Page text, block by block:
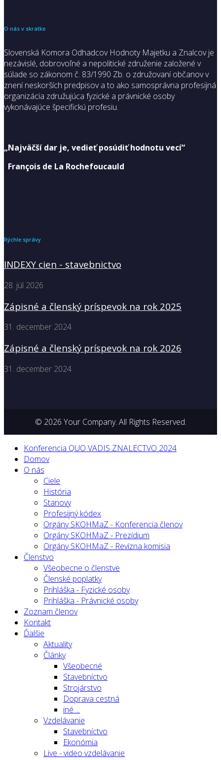
O nás v skratke
Slovenská Komora Odhadcov Hodnoty Majetku a Znalcov je
nezávislé, dobrovoľné a nepolitické združenie založené v
súlade so zákonom č. 83/1990 Zb. o združovaní občanov v
znení neskorších predpisov a to ako samosprávna profesijná
organizácia združujúca fyzické a právnické osoby
vykonávajúce špecifickú profesiu.
„Najväčší dar je, vedieť posúdiť hodnotu vecí“
François de La Rochefoucauld
Rýchle správy
INDEXY cien - stavebnictvo
28. júl 2026
Zápisné a členský príspevok na rok 2025
31. december 2024
Zápisné a členský príspevok na rok 2026
31. december 2024
© 2026 Your Company. All Rights Reserved.
Konferencia QUO VADIS ZNALECTVO 2024
Domov
O nás
Ciele
História
Stanovy
Profesijný kódex
Orgány SKOHMaZ - Konferencia členov
Orgány SKOHMaZ - Prezídium
Orgány SKOHMaZ - Revízna komisia
Členstvo
Všeobecne o členstve
Členské poplatky
Prihláška - Fyzické osoby
Prihláška - Právnické osoby
Zoznam členov
Kontakt
Ďalšie
Aktuality
Články
Všeobecné
Stavebníctvo
Strojárstvo
Doprava cestná
iné ...
Vzdelávanie
Stavebníctvo
Ekonómia
Live - video vzdelávanie